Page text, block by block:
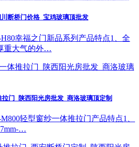
断桥门价格_宝鸡玻璃顶批发
幸福之门新品系列产品特点1、全
重大气的外…
门_陕西阳光房批发_商洛玻璃顶定制
轻型窗纱一体推拉门产品特点1、
…